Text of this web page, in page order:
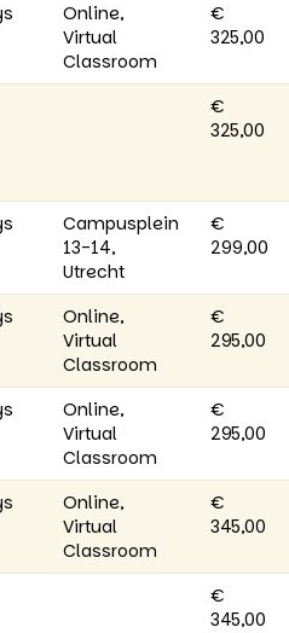
Online,
Virtual
Classroom
€
325,00
€
325,00
Campusplein
13-14,
Utrecht
€
299,00
Online,
Virtual
Classroom
€
295,00
Online,
Virtual
Classroom
€
295,00
Online,
Virtual
Classroom
€
345,00
€
345,00